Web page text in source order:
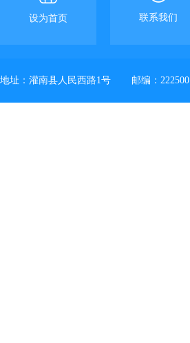
设为首页 联系我们
地址：灌南县人民西路1号 邮编：222500